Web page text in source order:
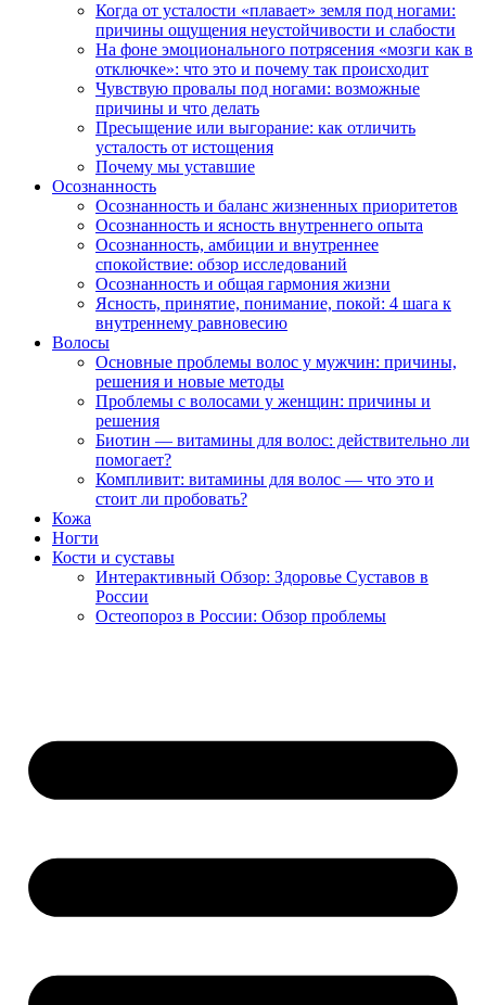
Когда от усталости «плавает» земля под ногами:
причины ощущения неустойчивости и слабости
На фоне эмоционального потрясения «мозги как в
отключке»: что это и почему так происходит
Чувствую провалы под ногами: возможные
причины и что делать
Пресыщение или выгорание: как отличить
усталость от истощения
Почему мы уставшие
Осознанность
Осознанность и баланс жизненных приоритетов
Осознанность и ясность внутреннего опыта
Осознанность, амбиции и внутреннее
спокойствие: обзор исследований
Осознанность и общая гармония жизни
Ясность, принятие, понимание, покой: 4 шага к
внутреннему равновесию
Волосы
Основные проблемы волос у мужчин: причины,
решения и новые методы
Проблемы с волосами у женщин: причины и
решения
Биотин — витамины для волос: действительно ли
помогает?
Компливит: витамины для волос — что это и
стоит ли пробовать?
Кожа
Ногти
Кости и суставы
Интерактивный Обзор: Здоровье Суставов в
России
Остеопороз в России: Обзор проблемы